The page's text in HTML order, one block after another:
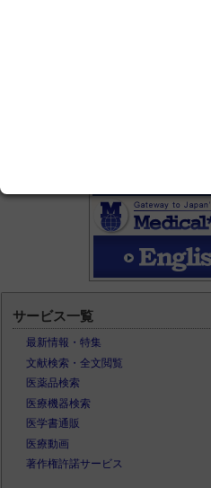
サービス一覧
最新情報・特集
文献検索・全文閲覧
医薬品検索
医療機器検索
医学書通販
医療動画
著作権許諾サービス